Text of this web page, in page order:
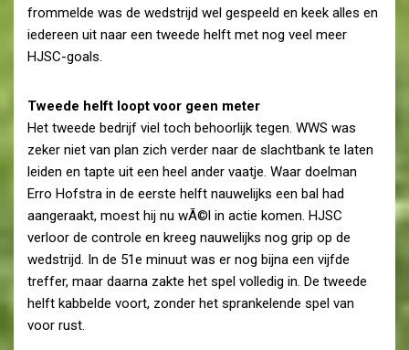
frommelde was de wedstrijd wel gespeeld en keek alles en
iedereen uit naar een tweede helft met nog veel meer
HJSC-goals.
Tweede helft loopt voor geen meter
Het tweede bedrijf viel toch behoorlijk tegen. WWS was
zeker niet van plan zich verder naar de slachtbank te laten
leiden en tapte uit een heel ander vaatje. Waar doelman
Erro Hofstra in de eerste helft nauwelijks een bal had
aangeraakt, moest hij nu wÃ©l in actie komen. HJSC
verloor de controle en kreeg nauwelijks nog grip op de
wedstrijd. In de 51e minuut was er nog bijna een vijfde
treffer, maar daarna zakte het spel volledig in. De tweede
helft kabbelde voort, zonder het sprankelende spel van
voor rust.